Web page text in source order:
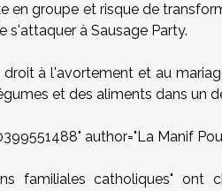
en groupe et risque de
s'attaquer à Sausage Party.
à l'avortement et au
et des aliments dans un
familiales catholiques"